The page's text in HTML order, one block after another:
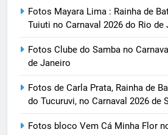
Fotos Mayara Lima : Rainha de
Tuiuti no Carnaval 2026 do Rio de
Fotos Clube do Samba no
de Janeiro
Fotos de Carla Prata, Rainha de
do Tucuruvi, no Carnaval 2026 de
Fotos bloco Vem Cá Minha Flor